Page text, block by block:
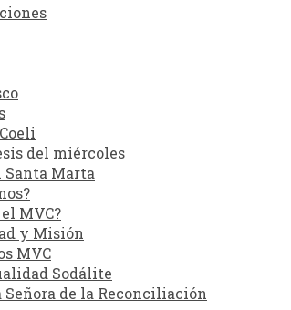
del miércoles
Santa Marta
el MVC?
y Misión
MVC
Sodálite
Señora de la Reconciliación